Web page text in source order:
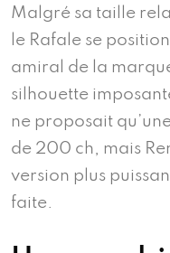
Malgré sa taille
le Rafale se
amiral de la
silhouette
ne proposait
de 200 ch, mais
version plus
faite.